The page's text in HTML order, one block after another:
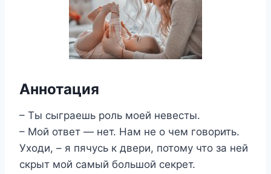
Аннотация
– Ты сыграешь роль моей невесты.
– Мой ответ — нет. Нам не о чем говорить.
Уходи, – я пячусь к двери, потому что за ней
скрыт мой самый большой секрет.